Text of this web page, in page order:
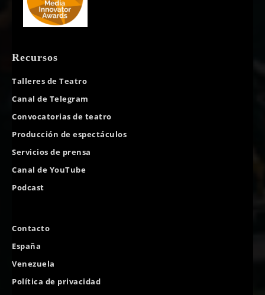
Recursos
Talleres de Teatro
Canal de Telegram
Convocatorias de teatro
Producción de espectáculos
Servicios de prensa
Canal de YouTube
Podcast
Contacto
España
Venezuela
Política de privacidad